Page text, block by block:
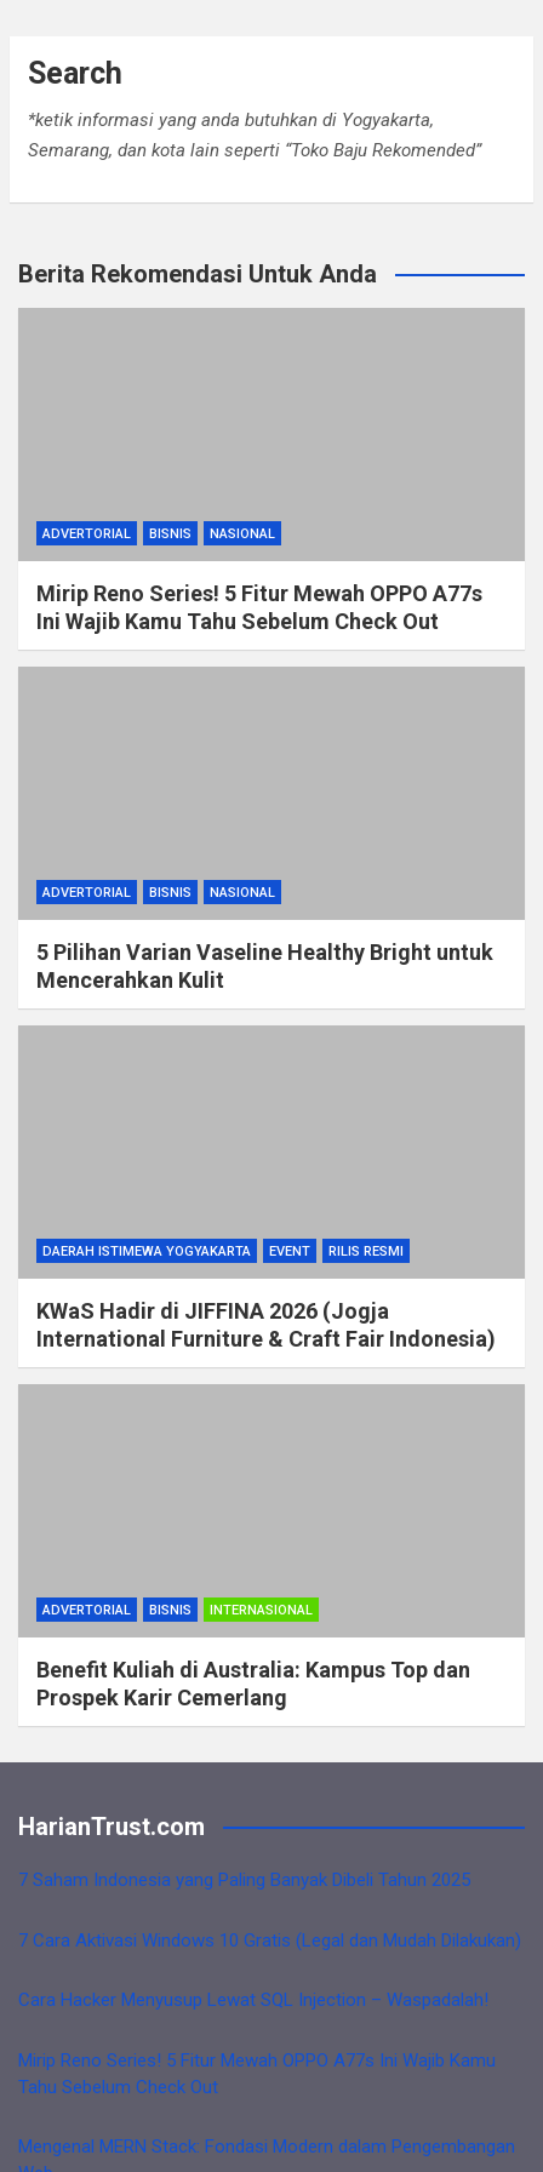
Search
*ketik informasi yang anda butuhkan di Yogyakarta,
Semarang, dan kota lain seperti “Toko Baju Rekomended”
Berita Rekomendasi Untuk Anda
ADVERTORIAL BISNIS NASIONAL
Mirip Reno Series! 5 Fitur Mewah OPPO A77s
Ini Wajib Kamu Tahu Sebelum Check Out
ADVERTORIAL BISNIS NASIONAL
5 Pilihan Varian Vaseline Healthy Bright untuk
Mencerahkan Kulit
DAERAH ISTIMEWA YOGYAKARTA EVENT RILIS RESMI
KWaS Hadir di JIFFINA 2026 (Jogja
International Furniture & Craft Fair Indonesia)
ADVERTORIAL BISNIS INTERNASIONAL
Benefit Kuliah di Australia: Kampus Top dan
Prospek Karir Cemerlang
HarianTrust.com
7 Saham Indonesia yang Paling Banyak Dibeli Tahun 2025
7 Cara Aktivasi Windows 10 Gratis (Legal dan Mudah Dilakukan)
Cara Hacker Menyusup Lewat SQL Injection – Waspadalah!
Mirip Reno Series! 5 Fitur Mewah OPPO A77s Ini Wajib Kamu
Tahu Sebelum Check Out
Mengenal MERN Stack: Fondasi Modern dalam Pengembangan